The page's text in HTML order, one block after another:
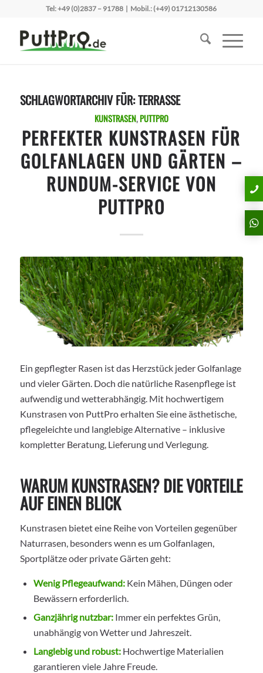
Tel:+49 (0)2837 – 91788 | Mobil.: (+49) 01712130586
SCHLAGWORTARCHIV FÜR:TERRASSE
KUNSTRASEN,PUTTPRO
PERFEKTER KUNSTRASEN FÜR
GOLFANLAGEN UND GÄRTEN –
RUNDUM-SERVICE VON
PUTTPRO
Ein gepflegter Rasen ist das Herzstück jeder Golfanlage
und vieler Gärten. Doch die natürliche Rasenpflege ist
aufwendig und wetterabhängig. Mit hochwertigem
Kunstrasen von PuttPro erhalten Sie eine ästhetische,
pflegeleichte und langlebige Alternative – inklusive
kompletter Beratung, Lieferung und Verlegung.
WARUM KUNSTRASEN? DIE VORTEILE
AUF EINEN BLICK
Kunstrasen bietet eine Reihe von Vorteilen gegenüber
Naturrasen, besonders wenn es um Golfanlagen,
Sportplätze oder private Gärten geht:
Wenig Pflegeaufwand:Kein Mähen, Düngen oder
Bewässern erforderlich.
Ganzjährig nutzbar:Immer ein perfektes Grün,
unabhängig von Wetter und Jahreszeit.
Langlebig und robust:Hochwertige Materialien
garantieren viele Jahre Freude.